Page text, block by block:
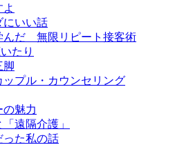
にいい話
んだ 無限リピート接客術
たり
脚
プル・カウンセリング
の魅力
遠隔介護」
った私の話